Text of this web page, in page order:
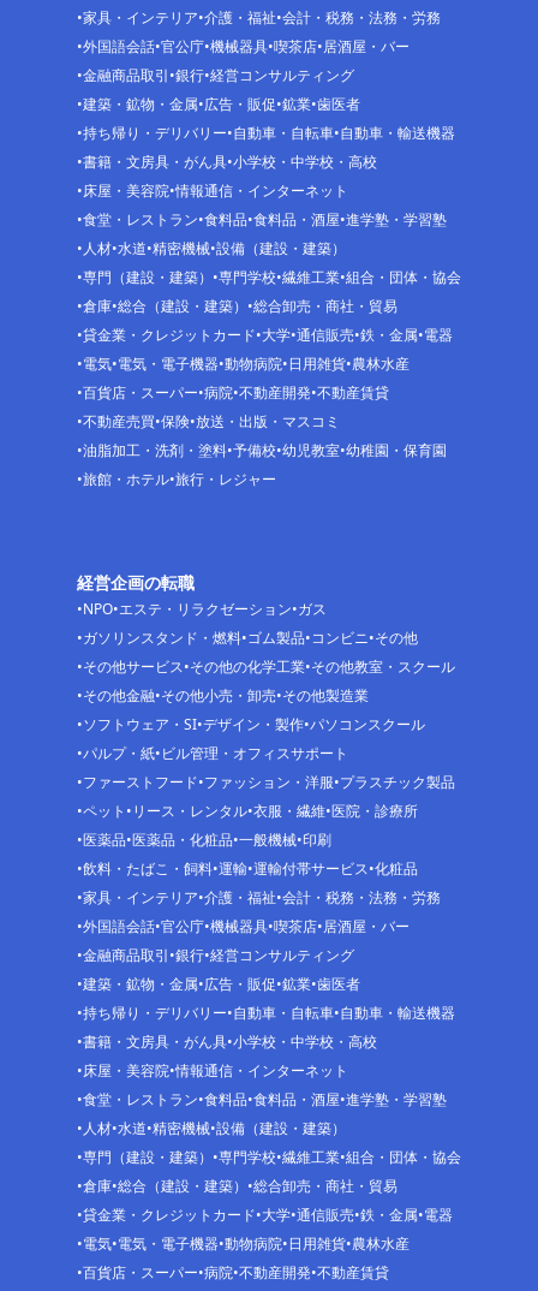
家具・インテリア 介護・福祉 会計・税務・法務・労務
外国語会話 官公庁 機械器具 喫茶店 居酒屋・バー
金融商品取引 銀行 経営コンサルティング
建築・鉱物・金属 広告・販促 鉱業 歯医者
持ち帰り・デリバリー 自動車・自転車 自動車・輸送機器
書籍・文房具・がん具 小学校・中学校・高校
床屋・美容院 情報通信・インターネット
食堂・レストラン 食料品 食料品・酒屋 進学塾・学習塾
人材 水道 精密機械 設備（建設・建築）
専門（建設・建築）
専門学校 繊維工業 組合・団体・協会
倉庫 総合（建設・建築）
総合卸売・商社・貿易
貸金業・クレジットカード 大学 通信販売 鉄・金属 電器
電気 電気・電子機器 動物病院 日用雑貨 農林水産
百貨店・スーパー 病院 不動産開発 不動産賃貸
不動産売買 保険 放送・出版・マスコミ
油脂加工・洗剤・塗料 予備校 幼児教室 幼稚園・保育園
旅館・ホテル 旅行・レジャー
経営企画の転職
NPO エステ・リラクゼーション ガス
ガソリンスタンド・燃料 ゴム製品 コンビニ その他
その他サービス その他の化学工業 その他教室・スクール
その他金融 その他小売・卸売 その他製造業
ソフトウェア・SI デザイン・製作 パソコンスクール
パルプ・紙 ビル管理・オフィスサポート
ファーストフード ファッション・洋服 プラスチック製品
ペット リース・レンタル 衣服・繊維 医院・診療所
医薬品 医薬品・化粧品 一般機械 印刷
飲料・たばこ・飼料 運輸 運輸付帯サービス 化粧品
家具・インテリア 介護・福祉 会計・税務・法務・労務
外国語会話 官公庁 機械器具 喫茶店 居酒屋・バー
金融商品取引 銀行 経営コンサルティング
建築・鉱物・金属 広告・販促 鉱業 歯医者
持ち帰り・デリバリー 自動車・自転車 自動車・輸送機器
書籍・文房具・がん具 小学校・中学校・高校
床屋・美容院 情報通信・インターネット
食堂・レストラン 食料品 食料品・酒屋 進学塾・学習塾
人材 水道 精密機械 設備（建設・建築）
専門（建設・建築）
専門学校 繊維工業 組合・団体・協会
倉庫 総合（建設・建築）
総合卸売・商社・貿易
貸金業・クレジットカード 大学 通信販売 鉄・金属 電器
電気 電気・電子機器 動物病院 日用雑貨 農林水産
百貨店・スーパー 病院 不動産開発 不動産賃貸